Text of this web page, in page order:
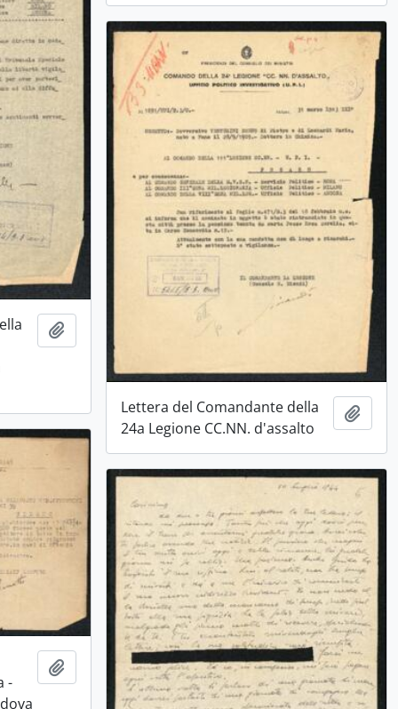
Aggiungi all'area di lavoro
Lettera del Comandante della
24a Legione CC.NN. d'assalto
-
Aggiungi all'area di lavoro